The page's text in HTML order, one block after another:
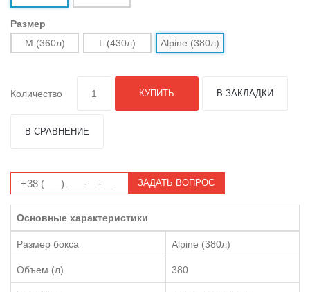
Размер
M (360л)
L (430л) Alpine (380л)
Количество КУПИТЬ В ЗАКЛАДКИ
В СРАВНЕНИЕ
ЗАДАТЬ ВОПРОС
Основные характеристики
Размер бокса Alpine (380л)
Объем (л) 380